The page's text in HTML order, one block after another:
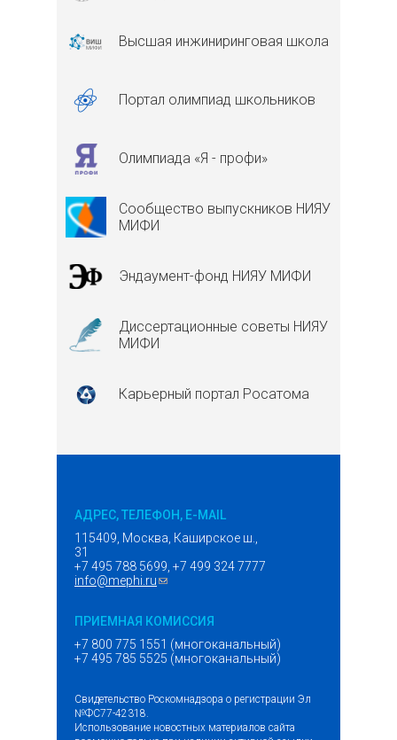
Высшая инжиниринговая школа
Портал олимпиад школьников
Олимпиада «Я - профи»
Сообщество выпускников НИЯУ
МИФИ
Эндаумент-фонд НИЯУ МИФИ
Диссертационные советы НИЯУ
МИФИ
Карьерный портал Росатома
АДРЕС, ТЕЛЕФОН, E-MAIL
115409, Москва, Каширское ш.,
31
+7 495 788 5699, +7 499 324 7777
info@mephi.ru(ссылка для отправки email)
ПРИЕМНАЯ КОМИССИЯ
+7 800 775 1551 (многоканальный)
+7 495 785 5525 (многоканальный)
Свидетельство Роскомнадзора о регистрации Эл
№ФС77-42318.
Использование новостных материалов сайта